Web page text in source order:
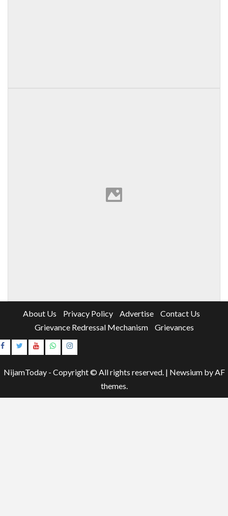
About Us Privacy Policy Advertise
Contact Us
Grievance Redressal Mechanism
Grievances
Instagram
NijamToday - Copyright © All rights reserved. | Newsiumby AF
themes.